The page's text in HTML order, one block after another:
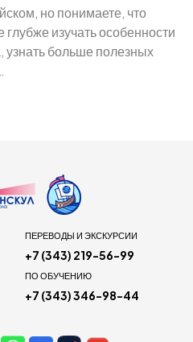
но понимаете, что
глубже изучать особенности
узнать больше полезных
ПЕРЕВОДЫ И ЭКСКУРСИИ
+7 (343) 219-56-99
ПО ОБУЧЕНИЮ
+7 (343) 346-98-44